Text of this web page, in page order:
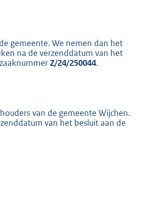
gemeente. We nemen dan het
na de verzenddatum van het
Z/24/250044.
van de gemeente Wijchen.
van het besluit aan de